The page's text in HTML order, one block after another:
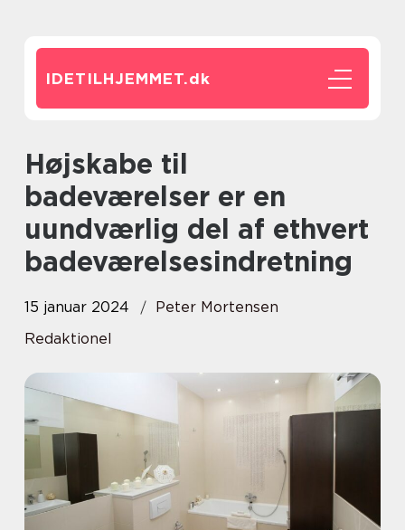
IDETILHJEMMET.dk
Højskabe til
badeværelser er en
uundværlig del af ethvert
badeværelsesindretning
15 januar 2024
Peter Mortensen
Redaktionel